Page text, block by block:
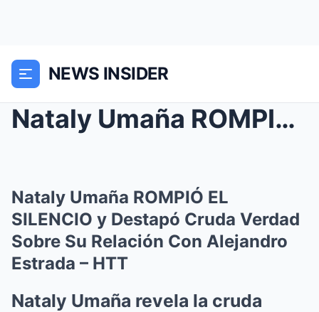
NEWS INSIDER
Nataly Umaña ROMPIÓ EL SILENCIO y Destapó Cruda Ve...
Nataly Umaña ROMPIÓ EL
SILENCIO y Destapó Cruda Verdad
Sobre Su Relación Con Alejandro
Estrada – HTT
Nataly Umaña revela la cruda